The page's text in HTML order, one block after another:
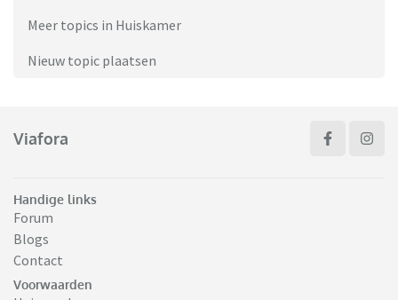
Meer topics in Huiskamer
Nieuw topic plaatsen
Viafora
Handige links
Forum
Blogs
Contact
Voorwaarden